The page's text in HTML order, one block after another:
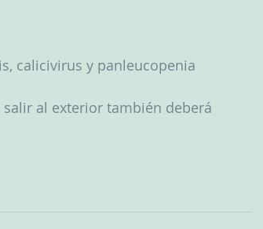
calicivirus y panleucopenia
salir al exterior también deberá